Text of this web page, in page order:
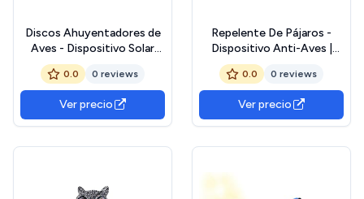
Discos Ahuyentadores de
Aves - Dispositivo Solar
Reflectante Con Sonidos
Para Aves,Decoración Para
Jardín Patio Entrada Barca
0.0 0 reviews
Ver precio
Repelente De Pájaros -
Dispositivo Anti-Aves |
Ahuyentador De Pájaros
Solar | Repelentes De
Animales Al Aire Libre |
Repolutos De Pájaros |
Dispositivos Antianimales
0.0 0 reviews
Ver precio